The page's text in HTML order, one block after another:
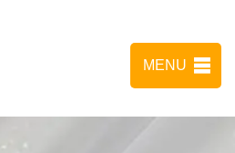
MENU